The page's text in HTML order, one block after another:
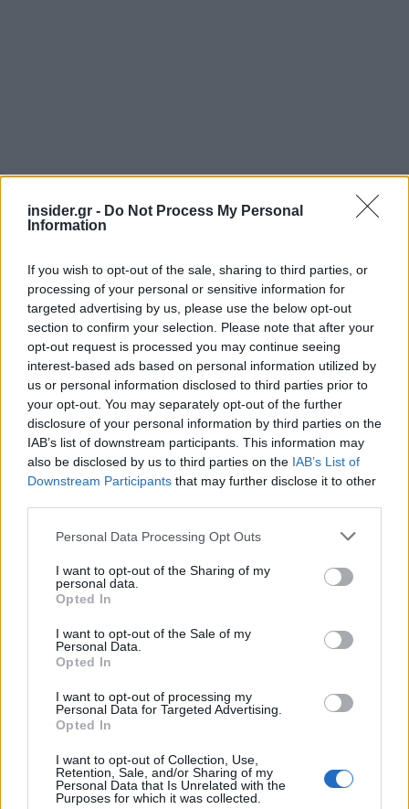
insider.gr - Do Not Process My Personal
Information
If you wish to opt-out of the sale, sharing to third parties, or
processing of your personal or sensitive information for
targeted advertising by us, please use the below opt-out
section to confirm your selection. Please note that after your
opt-out request is processed you may continue seeing
interest-based ads based on personal information utilized by
us or personal information disclosed to third parties prior to
your opt-out. You may separately opt-out of the further
disclosure of your personal information by third parties on the
IAB’s list of downstream participants. This information may
also be disclosed by us to third parties on the IAB’s List of
Downstream Participants that may further disclose it to other
Please note that this website/app uses one or more Google
not limited to your visit or usage behaviour. You may click to
grant or deny consent to Google and its third-party tags to
use your data for below specified purposes in below Google
consent section.
Personal Data Processing Opt Outs
I want to opt-out of the Sharing of my
personal data.
Opted In
I want to opt-out of the Sale of my
Personal Data.
Opted In
I want to opt-out of processing my
Personal Data for Targeted Advertising.
Opted In
I want to opt-out of Collection, Use,
Retention, Sale, and/or Sharing of my
Personal Data that Is Unrelated with the
Purposes for which it was collected.
Η χώρα που ζει το δημογραφικό μας μέλλον
προβλέπεται να χάσει το 30% του πληθυσμού
της μέχρι το 2070
Ακαθάριστα οικόπεδα: Τι γίνεται όταν ο
ιδιοκτήτης δεν τα καθαρίσει - Πώς κινούνται
δήμοι και ΠΣ, ποιος πληρώνει τον λογαριασμό
Η επίθεση στη Hugging Face σηματοδοτεί την
έναρξη μιας επικίνδυνης εποχής
κυβερνοεπιθέσεων με AI
TAGS: Fed ΗΠΑ Κέβιν Γουόρς (Kevin Warsh)
BEST OF